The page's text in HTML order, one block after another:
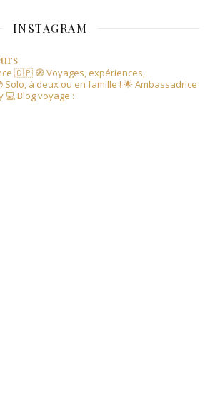
INSTAGRAM
🇨🇵 🧭 Voyages, expériences,
Solo, à deux ou en famille ! 🌟 Ambassadrice
💻 Blog voyage :